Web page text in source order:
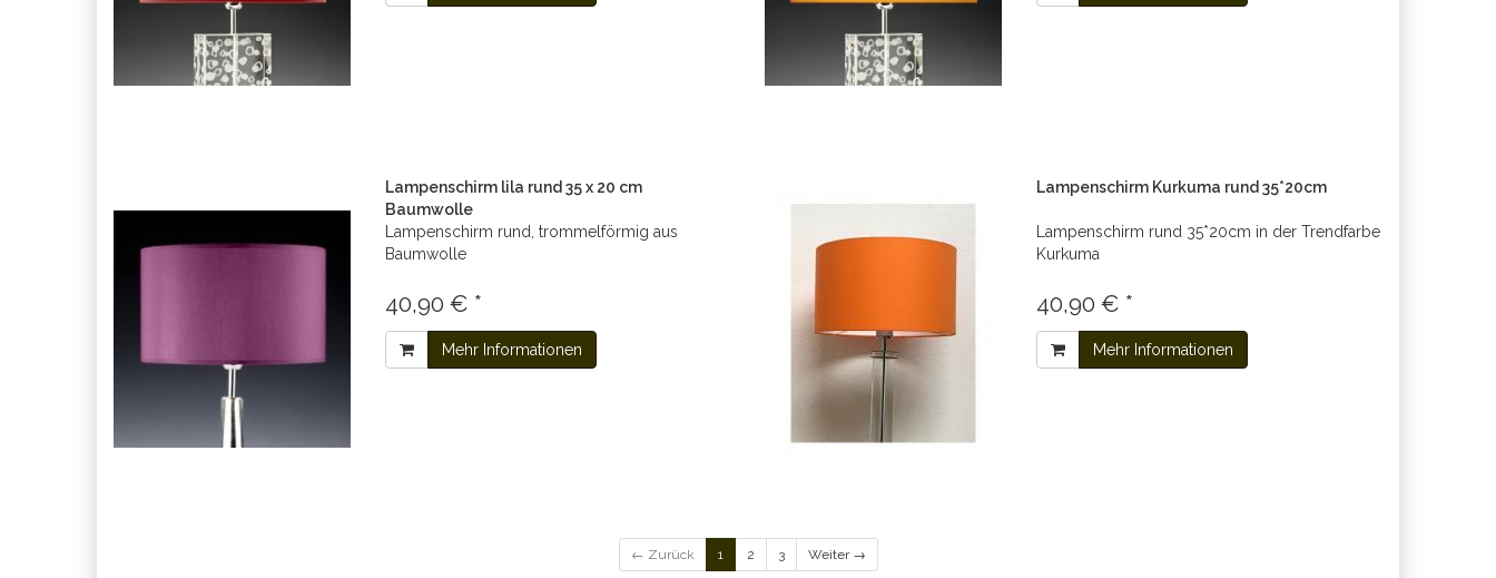
Lampenschirm lila rund 35 x 20 cm
Baumwolle
Lampenschirm rund, trommelförmig aus
Baumwolle
40,90 € *
Mehr Informationen
Lampenschirm Kurkuma rund 35*20cm
Lampenschirm rund 35*20cm in der Trendfarbe
Kurkuma
40,90 € *
Mehr Informationen
← Zurück 1 2 3 Weiter →